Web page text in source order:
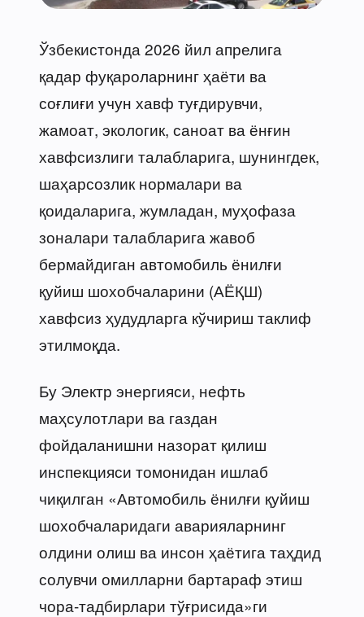
Ўзбекистонда 2026 йил апрелига
қадар фуқароларнинг ҳаёти ва
соғлиғи учун хавф туғдирувчи,
жамоат, экологик, саноат ва ёнғин
хавфсизлиги талабларига, шунингдек,
шаҳарсозлик нормалари ва
қоидаларига, жумладан, муҳофаза
зоналари талабларига жавоб
бермайдиган автомобиль ёнилғи
қуйиш шохобчаларини (АЁҚШ)
хавфсиз ҳудудларга кўчириш таклиф
этилмоқда.
Бу Электр энергияси, нефть
маҳсулотлари ва газдан
фойдаланишни назорат қилиш
инспекцияси томонидан ишлаб
чиқилган «Автомобиль ёнилғи қуйиш
шохобчаларидаги аварияларнинг
олдини олиш ва инсон ҳаётига таҳдид
солувчи омилларни бартараф этиш
чора-тадбирлари тўғрисида»ги